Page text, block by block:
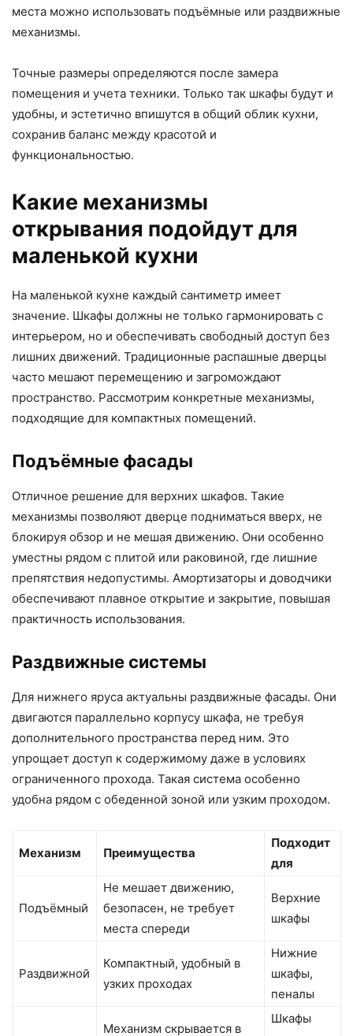
места можно использовать подъёмные или раздвижные
механизмы.
Точные размеры определяются после замера
помещения и учета техники. Только так шкафы будут и
удобны, и эстетично впишутся в общий облик кухни,
сохранив баланс между красотой и
функциональностью.
Какие механизмы
открывания подойдут для
маленькой кухни
На маленькой кухне каждый сантиметр имеет
значение. Шкафы должны не только гармонировать с
интерьером, но и обеспечивать свободный доступ без
лишних движений. Традиционные распашные дверцы
часто мешают перемещению и загромождают
пространство. Рассмотрим конкретные механизмы,
подходящие для компактных помещений.
Подъёмные фасады
Отличное решение для верхних шкафов. Такие
механизмы позволяют дверце подниматься вверх, не
блокируя обзор и не мешая движению. Они особенно
уместны рядом с плитой или раковиной, где лишние
препятствия недопустимы. Амортизаторы и доводчики
обеспечивают плавное открытие и закрытие, повышая
практичность использования.
Раздвижные системы
Для нижнего яруса актуальны раздвижные фасады. Они
двигаются параллельно корпусу шкафа, не требуя
дополнительного пространства перед ним. Это
упрощает доступ к содержимому даже в условиях
ограниченного прохода. Такая система особенно
удобна рядом с обеденной зоной или узким проходом.
Механизм Преимущества
Подходит
для
Подъёмный
Не мешает движению,
безопасен, не требует
места спереди
Верхние
шкафы
Раздвижной
Компактный, удобный в
узких проходах
Нижние
шкафы,
пеналы
Механизм скрывается в
Шкафы